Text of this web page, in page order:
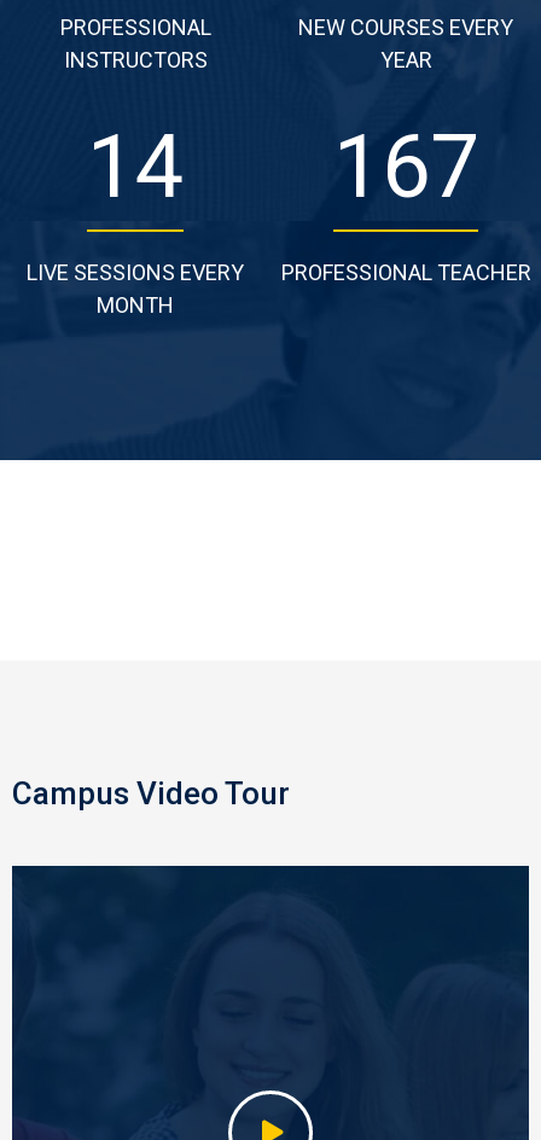
PROFESSIONAL
INSTRUCTORS
NEW COURSES EVERY
YEAR
16
LIVE SESSIONS EVERY
MONTH
198
PROFESSIONAL TEACHER
Campus Video Tour